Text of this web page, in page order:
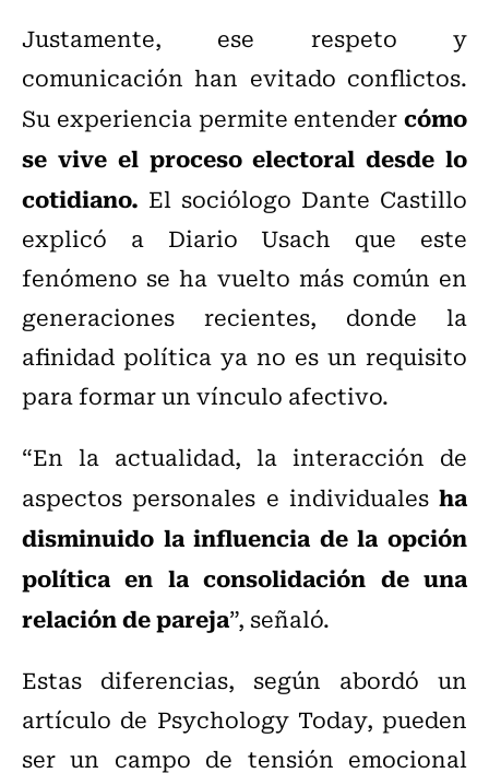
Justamente, ese respeto y
comunicación han evitado conflictos.
Su experiencia permite entendercómo
se vive el proceso electoral desde lo
cotidiano. El sociólogo Dante Castillo
explicó a Diario Usach que este
fenómeno se ha vuelto más común en
generaciones recientes, donde la
afinidad política ya no es un requisito
para formar un vínculo afectivo.
“En la actualidad, la interacción de
aspectos personales e individuales ha
disminuido la influencia de la opción
política en la consolidación de una
relación de pareja”, señaló.
Estas diferencias, según abordó un
artículo de Psychology Today, pueden
ser un campo de tensión emocional